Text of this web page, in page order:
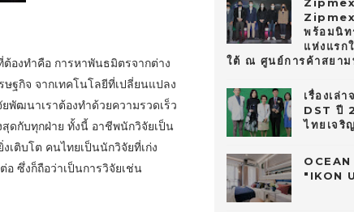
องทำคือ การหาพันธมิตรจากต่าง
ฐกิจ จากเทคโนโลยีที่เปลี่ยนแปลง
พัฒนาเราต้องทำด้วยความรวดเร็ว
ดกับทุกฝ่าย ทั้งนี้ อาชีพนักวิจัยเป็น
ติบโต คนไทยเป็นนักวิจัยที่เก่ง
ซึ่งก็ถือว่าเป็นการวิจัยเช่น
พร้อมนิ
แห่งแรก
ใต้ ณ ศูนย์การค้าสยาม
เรื่องเล่
DST ปี
ไทยเจริญ
"IKON